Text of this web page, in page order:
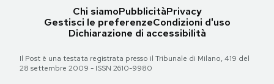
Chi siamoPubblicitàPrivacy
Gestisci le preferenzeCondizioni d'uso
Dichiarazione di accessibilità
Il Post è una testata registrata presso il Tribunale di Milano, 419 del
28 settembre 2009 - ISSN 2610-9980